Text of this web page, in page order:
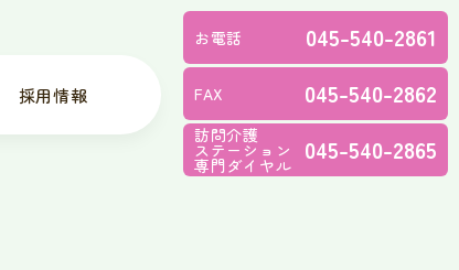
採用情報
お電話 045-540-2861
FAX 045-540-2862
訪問介護
ステーション
専門ダイヤル 045-540-2865